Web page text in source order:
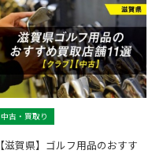
中古・買取り
【滋賀県】ゴルフ用品のおすす